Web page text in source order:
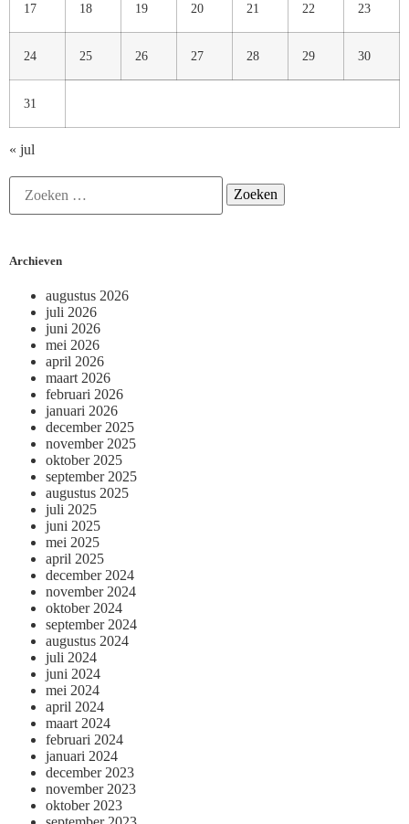
17 18 19 20 21 22 23
24 25 26 27 28 29 30
31
« jul
Archieven
augustus 2026
juli 2026
juni 2026
mei 2026
april 2026
maart 2026
februari 2026
januari 2026
december 2025
november 2025
oktober 2025
september 2025
augustus 2025
juli 2025
juni 2025
mei 2025
april 2025
december 2024
november 2024
oktober 2024
september 2024
augustus 2024
juli 2024
juni 2024
mei 2024
april 2024
maart 2024
februari 2024
januari 2024
december 2023
november 2023
oktober 2023